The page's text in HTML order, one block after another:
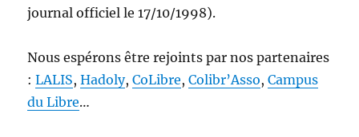
journal officiel le 17/10/1998).
Nous espérons être rejoints par nos partenaires
:LALIS,Hadoly,CoLibre,Colibr’Asso,Campus
du Libre…